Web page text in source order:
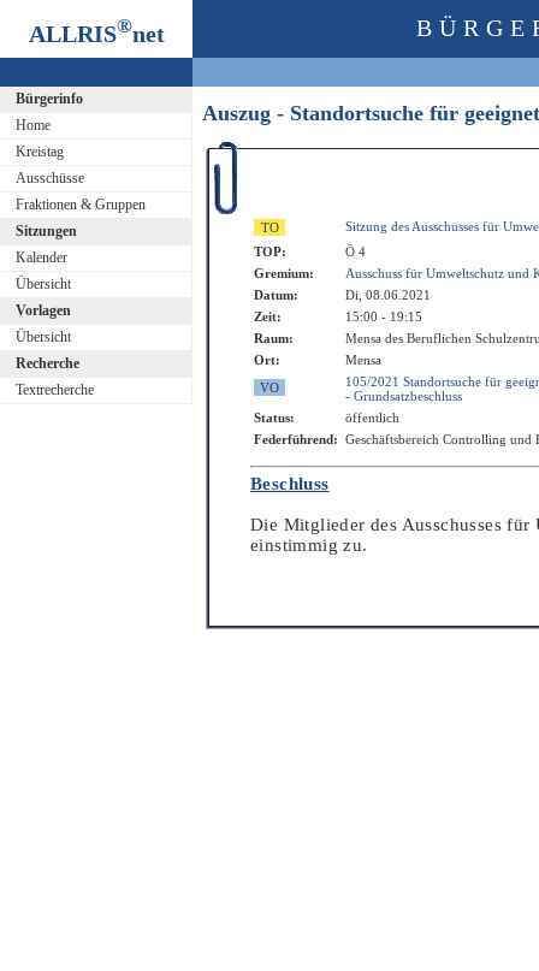
ALLRIS®net
Bürgerinfo
Home
Kreistag
Ausschüsse
Fraktionen & Gruppen
Sitzungen
Kalender
Übersicht
Vorlagen
Übersicht
Recherche
Textrecherche
Auszug - Standortsuche für
Sitzung des Ausschusses für
TOP:
Ö 4
Gremium:
Ausschuss für Umweltschutz und
Datum:
Di, 08.06.2021
Zeit:
15:00 - 19:15
Raum:
Mensa des Beruflichen
Ort:
Mensa
105/2021 Standortsuche für
- Grundsatzbeschluss
Status:
öffentlich
Federführend: Geschäftsbereich Controlling und
Beschluss
Die Mitglieder des Ausschusses für
einstimmig zu.